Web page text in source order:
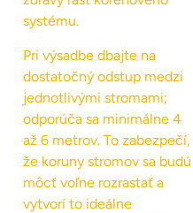
systému.
Pri výsadbe dbajte na
dostatočný odstup medzi
jednotlivými stromami;
odporúča sa minimálne 4
až 6 metrov. To zabezpečí,
že koruny stromov sa budú
môcť voľne rozrastať a
vytvorí to ideálne